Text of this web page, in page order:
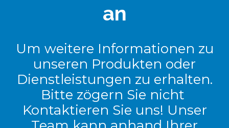
an
Um weitere Informationen zu
unseren Produkten oder
Dienstleistungen zu erhalten.
Bitte zögern Sie nicht
Kontaktieren Sie uns! Unser